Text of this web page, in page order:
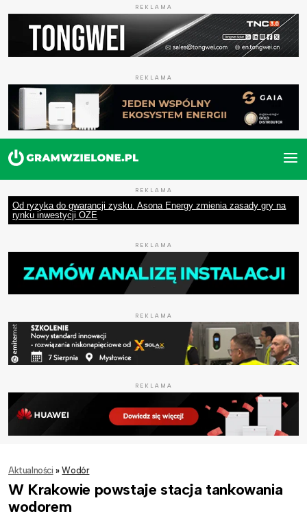
REKLAMA
REKLAMA
REKLAMA
Od ryzyka do gwarancji zysku. Asona Energy zmienia zasady gry na
rynku inwestycji OZE
REKLAMA
REKLAMA
REKLAMA
Aktualności » Wodór
W Krakowie powstaje stacja tankowania
wodorem